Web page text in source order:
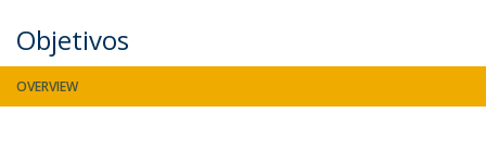
Objetivos
OVERVIEW